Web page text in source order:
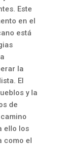
Este
en el
está
la
El
y la
de
ello los
como el